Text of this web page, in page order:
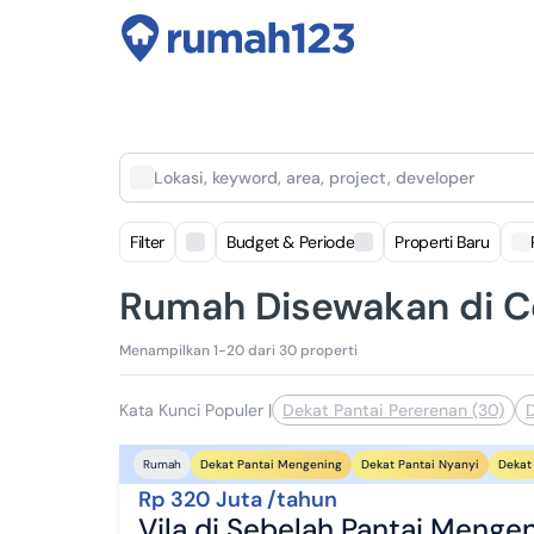
Lokasi, keyword, area, project, developer
Filter Budget & Periode Properti Baru
Rumah Disewakan di
Menampilkan 1-20 dari 30 properti
Kata Kunci Populer | Dekat Pantai Pererenan (30)
Rumah Dekat Pantai Mengening Dekat Pantai Nyanyi
Rp 320 Juta /tahun